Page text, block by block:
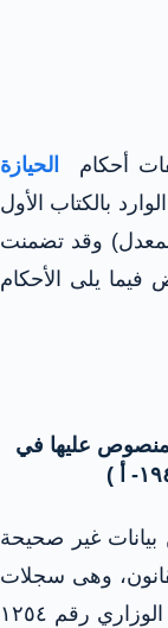
أحكام
الحيازة
بالكتاب الأول
الزراعة رقم ٥٣ لسنة ۱۹٦٦ (المعدل) وقد تضمنت
المادة (٩٤) ونعرض فيما يلى الأحكام
عليها في
غير صحيحة
عليها (۹۱) من القانون، وهى سجلات
الحيازة التي نظمتها المادة (١٤) من القرار الوزاري رقم ١٢٥٤